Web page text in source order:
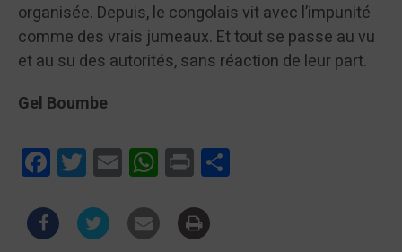
organisée. Depuis, le congolais vit avec l’impunité
comme des vrais jumeaux. Et tout se passe au vu
et au su des autorités, sans réaction de leur part.
Gel Boumbe
FacebookTwitterEmail WhatsApp
Print